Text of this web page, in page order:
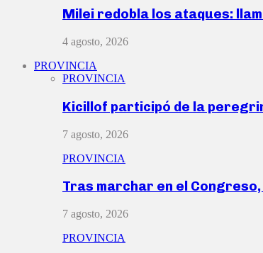
Milei redobla los ataques:
4 agosto, 2026
PROVINCIA
PROVINCIA
Kicillof participó de la
7 agosto, 2026
PROVINCIA
Tras marchar en el
7 agosto, 2026
PROVINCIA